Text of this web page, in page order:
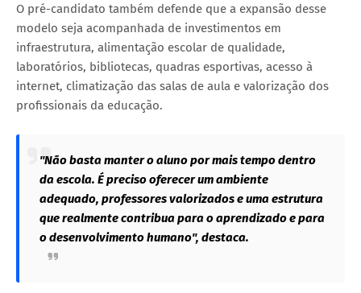
O pré-candidato também defende que a expansão desse
modelo seja acompanhada de investimentos em
infraestrutura, alimentação escolar de qualidade,
laboratórios, bibliotecas, quadras esportivas, acesso à
internet, climatização das salas de aula e valorização dos
profissionais da educação.
"Não basta manter o aluno por mais tempo dentro
da escola. É preciso oferecer um ambiente
adequado, professores valorizados e uma estrutura
que realmente contribua para o aprendizado e para
o desenvolvimento humano", destaca.